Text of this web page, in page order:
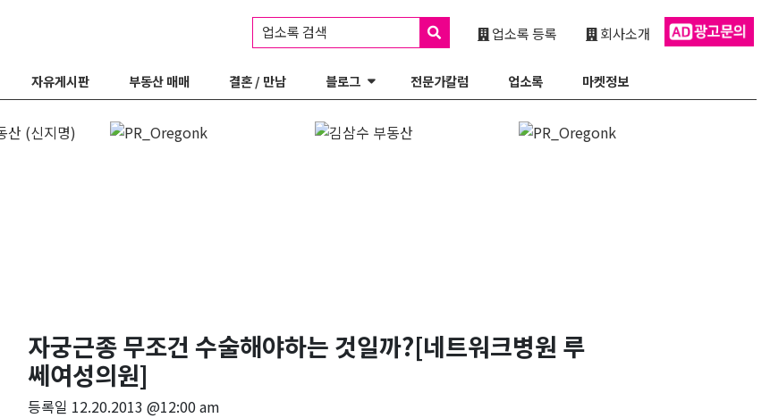
회사소개
업소록 등록
업소록 검색
자유게시판 부동산 매매 결혼 / 만남 블로그 전문가칼럼 업소록 마켓정보
자궁근종 무조건 수술해야하는 것일까?[네트워크병원 루
쎄여성의원]
등록일 12.20.2013 @12:00 am